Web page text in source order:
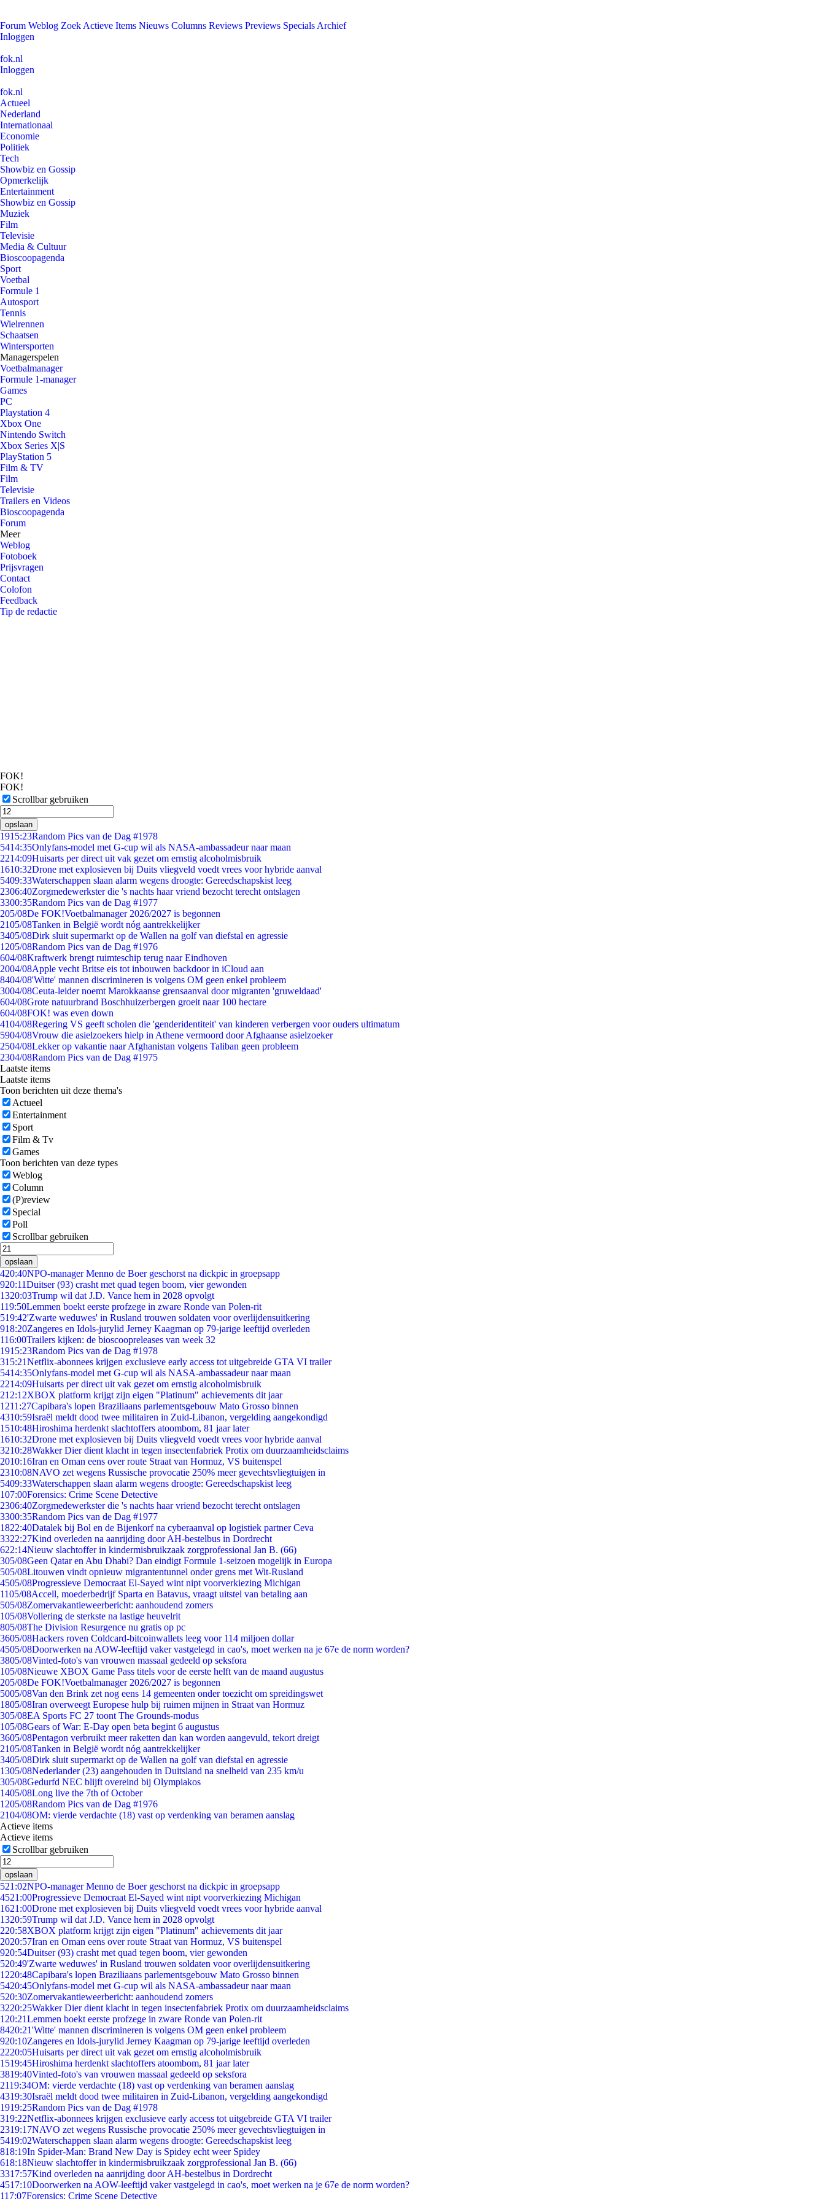
Forum Weblog Zoek Actieve Items Nieuws Columns Reviews Previews Specials Archief
Inloggen
fok.nl
Inloggen
fok.nl
Actueel
Nederland
Internationaal
Economie
Politiek
Tech
Showbiz en Gossip
Opmerkelijk
Entertainment
Showbiz en Gossip
Muziek
Film
Televisie
Media & Cultuur
Bioscoopagenda
Sport
Voetbal
Formule 1
Autosport
Tennis
Wielrennen
Schaatsen
Wintersporten
Managerspelen
Voetbalmanager
Formule 1-manager
Games
PC
Playstation 4
Xbox One
Nintendo Switch
Xbox Series X|S
PlayStation 5
Film & TV
Film
Televisie
Trailers en Videos
Bioscoopagenda
Forum
Meer
Weblog
Fotoboek
Prijsvragen
Contact
Colofon
Feedback
Tip de redactie
FOK!
FOK!
Scrollbar gebruiken
opslaan
1915:23Random Pics van de Dag #1978
5414:35Onlyfans-model met G-cup wil als NASA-ambassadeur naar maan
2214:09Huisarts per direct uit vak gezet om ernstig alcoholmisbruik
1610:32Drone met explosieven bij Duits vliegveld voedt vrees voor hybride aanval
5409:33Waterschappen slaan alarm wegens droogte: Gereedschapskist leeg
2306:40Zorgmedewerkster die 's nachts haar vriend bezocht terecht ontslagen
3300:35Random Pics van de Dag #1977
205/08De FOK!Voetbalmanager 2026/2027 is begonnen
2105/08Tanken in België wordt nóg aantrekkelijker
3405/08Dirk sluit supermarkt op de Wallen na golf van diefstal en agressie
1205/08Random Pics van de Dag #1976
604/08Kraftwerk brengt ruimteschip terug naar Eindhoven
2004/08Apple vecht Britse eis tot inbouwen backdoor in iCloud aan
8404/08'Witte' mannen discrimineren is volgens OM geen enkel probleem
3004/08Ceuta-leider noemt Marokkaanse grensaanval door migranten 'gruweldaad'
604/08Grote natuurbrand Boschhuizerbergen groeit naar 100 hectare
604/08FOK! was even down
4104/08Regering VS geeft scholen die 'genderidentiteit' van kinderen verbergen voor ouders ultimatum
5904/08Vrouw die asielzoekers hielp in Athene vermoord door Afghaanse asielzoeker
2504/08Lekker op vakantie naar Afghanistan volgens Taliban geen probleem
2304/08Random Pics van de Dag #1975
Laatste items
Laatste items
Toon berichten uit deze thema's
Actueel
Entertainment
Sport
Film & Tv
Games
Toon berichten van deze types
Weblog
Column
(P)review
Special
Poll
Scrollbar gebruiken
opslaan
420:40NPO-manager Menno de Boer geschorst na dickpic in groepsapp
920:11Duitser (93) crasht met quad tegen boom, vier gewonden
1320:03Trump wil dat J.D. Vance hem in 2028 opvolgt
119:50Lemmen boekt eerste profzege in zware Ronde van Polen-rit
519:42'Zwarte weduwes' in Rusland trouwen soldaten voor overlijdensuitkering
918:20Zangeres en Idols-jurylid Jerney Kaagman op 79-jarige leeftijd overleden
116:00Trailers kijken: de bioscoopreleases van week 32
1915:23Random Pics van de Dag #1978
315:21Netflix-abonnees krijgen exclusieve early access tot uitgebreide GTA VI trailer
5414:35Onlyfans-model met G-cup wil als NASA-ambassadeur naar maan
2214:09Huisarts per direct uit vak gezet om ernstig alcoholmisbruik
212:12XBOX platform krijgt zijn eigen "Platinum" achievements dit jaar
1211:27Capibara's lopen Braziliaans parlementsgebouw Mato Grosso binnen
4310:59Israël meldt dood twee militairen in Zuid-Libanon, vergelding aangekondigd
1510:48Hiroshima herdenkt slachtoffers atoombom, 81 jaar later
1610:32Drone met explosieven bij Duits vliegveld voedt vrees voor hybride aanval
3210:28Wakker Dier dient klacht in tegen insectenfabriek Protix om duurzaamheidsclaims
2010:16Iran en Oman eens over route Straat van Hormuz, VS buitenspel
2310:08NAVO zet wegens Russische provocatie 250% meer gevechtsvliegtuigen in
5409:33Waterschappen slaan alarm wegens droogte: Gereedschapskist leeg
107:00Forensics: Crime Scene Detective
2306:40Zorgmedewerkster die 's nachts haar vriend bezocht terecht ontslagen
3300:35Random Pics van de Dag #1977
1822:40Datalek bij Bol en de Bijenkorf na cyberaanval op logistiek partner Ceva
3322:27Kind overleden na aanrijding door AH-bestelbus in Dordrecht
622:14Nieuw slachtoffer in kindermisbruikzaak zorgprofessional Jan B. (66)
305/08Geen Qatar en Abu Dhabi? Dan eindigt Formule 1-seizoen mogelijk in Europa
505/08Litouwen vindt opnieuw migrantentunnel onder grens met Wit-Rusland
4505/08Progressieve Democraat El-Sayed wint nipt voorverkiezing Michigan
1105/08Accell, moederbedrijf Sparta en Batavus, vraagt uitstel van betaling aan
505/08Zomervakantieweerbericht: aanhoudend zomers
105/08Vollering de sterkste na lastige heuvelrit
805/08The Division Resurgence nu gratis op pc
3605/08Hackers roven Coldcard-bitcoinwallets leeg voor 114 miljoen dollar
4505/08Doorwerken na AOW-leeftijd vaker vastgelegd in cao's, moet werken na je 67e de norm worden?
3805/08Vinted-foto's van vrouwen massaal gedeeld op seksfora
105/08Nieuwe XBOX Game Pass titels voor de eerste helft van de maand augustus
205/08De FOK!Voetbalmanager 2026/2027 is begonnen
5005/08Van den Brink zet nog eens 14 gemeenten onder toezicht om spreidingswet
1805/08Iran overweegt Europese hulp bij ruimen mijnen in Straat van Hormuz
305/08EA Sports FC 27 toont The Grounds-modus
105/08Gears of War: E-Day open beta begint 6 augustus
3605/08Pentagon verbruikt meer raketten dan kan worden aangevuld, tekort dreigt
2105/08Tanken in België wordt nóg aantrekkelijker
3405/08Dirk sluit supermarkt op de Wallen na golf van diefstal en agressie
1305/08Nederlander (23) aangehouden in Duitsland na snelheid van 235 km/u
305/08Gedurfd NEC blijft overeind bij Olympiakos
1405/08Long live the 7th of October
1205/08Random Pics van de Dag #1976
2104/08OM: vierde verdachte (18) vast op verdenking van beramen aanslag
Actieve items
Actieve items
Scrollbar gebruiken
opslaan
521:02NPO-manager Menno de Boer geschorst na dickpic in groepsapp
4521:00Progressieve Democraat El-Sayed wint nipt voorverkiezing Michigan
1621:00Drone met explosieven bij Duits vliegveld voedt vrees voor hybride aanval
1320:59Trump wil dat J.D. Vance hem in 2028 opvolgt
220:58XBOX platform krijgt zijn eigen "Platinum" achievements dit jaar
2020:57Iran en Oman eens over route Straat van Hormuz, VS buitenspel
920:54Duitser (93) crasht met quad tegen boom, vier gewonden
520:49'Zwarte weduwes' in Rusland trouwen soldaten voor overlijdensuitkering
1220:48Capibara's lopen Braziliaans parlementsgebouw Mato Grosso binnen
5420:45Onlyfans-model met G-cup wil als NASA-ambassadeur naar maan
520:30Zomervakantieweerbericht: aanhoudend zomers
3220:25Wakker Dier dient klacht in tegen insectenfabriek Protix om duurzaamheidsclaims
1 20:21Lemmen boekt eerste profzege in zware Ronde van Polen-rit
8420:21'Witte' mannen discrimineren is volgens OM geen enkel probleem
920:10Zangeres en Idols-jurylid Jerney Kaagman op 79-jarige leeftijd overleden
2220:05Huisarts per direct uit vak gezet om ernstig alcoholmisbruik
1519:45Hiroshima herdenkt slachtoffers atoombom, 81 jaar later
3819:40Vinted-foto's van vrouwen massaal gedeeld op seksfora
2119:34OM: vierde verdachte (18) vast op verdenking van beramen aanslag
4319:30Israël meldt dood twee militairen in Zuid-Libanon, vergelding aangekondigd
1919:25Random Pics van de Dag #1978
319:22Netflix-abonnees krijgen exclusieve early access tot uitgebreide GTA VI trailer
2319:17NAVO zet wegens Russische provocatie 250% meer gevechtsvliegtuigen in
5419:02Waterschappen slaan alarm wegens droogte: Gereedschapskist leeg
818:19In Spider-Man: Brand New Day is Spidey echt weer Spidey
618:18Nieuw slachtoffer in kindermisbruikzaak zorgprofessional Jan B. (66)
3317:57Kind overleden na aanrijding door AH-bestelbus in Dordrecht
4517:10Doorwerken na AOW-leeftijd vaker vastgelegd in cao's, moet werken na je 67e de norm worden?
117:07Forensics: Crime Scene Detective